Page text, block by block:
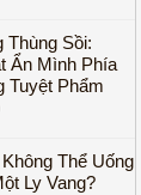
Thùng Sồi:
Ẩn Mình Phía
Tuyệt Phẩm
Thể Uống
Ly Vang?